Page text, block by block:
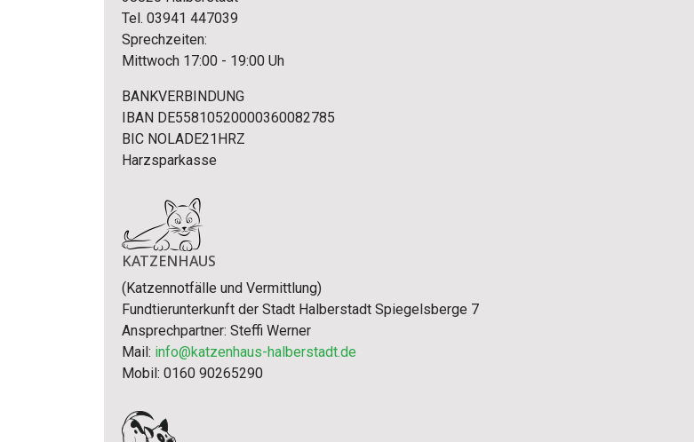
Tel. 03941 447039
Sprechzeiten:
Mittwoch 17:00 - 19:00 Uh
BANKVERBINDUNG
IBAN DE55810520000360082785
BIC NOLADE21HRZ
Harzsparkasse
KATZENHAUS
(Katzennotfälle und Vermittlung)
Fundtierunterkunft der Stadt Halberstadt Spiegelsberge 7
Ansprechpartner: Steffi Werner
Mail: info@katzenhaus-halberstadt.de
Mobil: 0160 90265290